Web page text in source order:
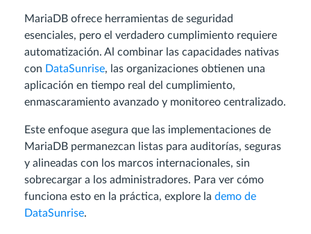
MariaDB ofrece herramientas de seguridad
esenciales, pero el verdadero cumplimiento requiere
automatización. Al combinar las capacidades nativas
con DataSunrise, las organizaciones obtienen una
aplicación en tiempo real del cumplimiento,
enmascaramiento avanzado y monitoreo centralizado.
Este enfoque asegura que las implementaciones de
MariaDB permanezcan listas para auditorías, seguras
y alineadas con los marcos internacionales, sin
sobrecargar a los administradores. Para ver cómo
funciona esto en la práctica, explore la demo de
DataSunrise.